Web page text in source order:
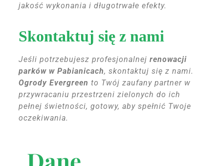
jakość wykonania i długotrwałe efekty.
Skontaktuj się z nami
Jeśli potrzebujesz profesjonalnejrenowacji
parków w Pabianicach, skontaktuj się z nami.
Ogrody Evergreen to Twój zaufany partner w
przywracaniu przestrzeni zielonych do ich
pełnej świetności, gotowy, aby spełnić Twoje
oczekiwania.